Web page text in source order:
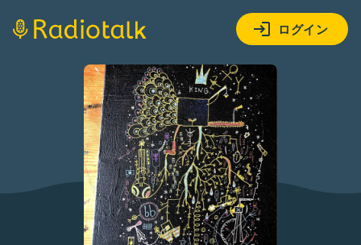
ログイン